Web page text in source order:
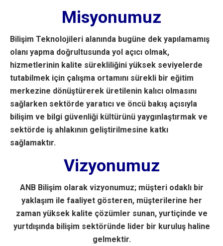
Misyonumuz
Bilişim Teknolojileri alanında bugüne dek yapılamamış
olanı yapma doğrultusunda yol açıcı olmak,
hizmetlerinin kalite sürekliliğini yüksek seviyelerde
tutabilmek için çalışma ortamını sürekli bir eğitim
merkezine dönüştürerek üretilenin kalıcı olmasını
sağlarken sektörde yaratıcı ve öncü bakış açısıyla
bilişim ve bilgi güvenliği kültürünü yaygınlaştırmak ve
sektörde iş ahlakının geliştirilmesine katkı
sağlamaktır.
Vizyonumuz
ANB Bilişim olarak vizyonumuz; müşteri odaklı bir
yaklaşım ile faaliyet gösteren, müşterilerine her
zaman yüksek kalite çözümler sunan, yurtiçinde ve
yurtdışında bilişim sektöründe lider bir kuruluş haline
gelmektir.